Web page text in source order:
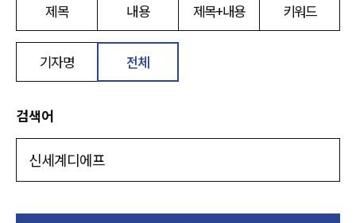
제목 내용 제목+내용 키워드
기자명 전체
검색어